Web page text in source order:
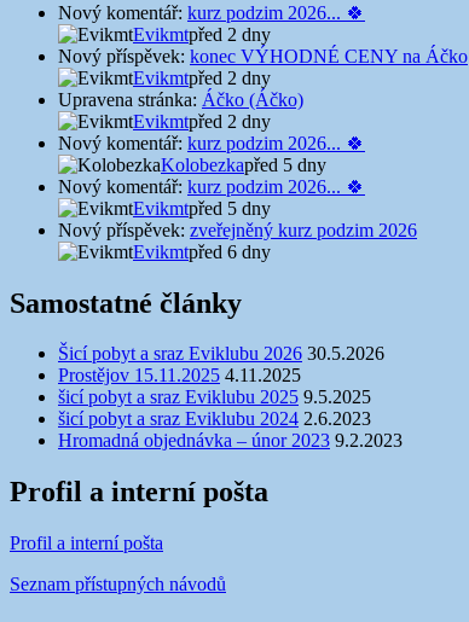
Nový komentář: kurz podzim 2026... 🍀
Evikmtpřed 2 dny
Nový příspěvek: konec VÝHODNÉ CENY na Áčko
Evikmtpřed 2 dny
Upravena stránka: Áčko (Áčko)
Evikmtpřed 2 dny
Nový komentář: kurz podzim 2026... 🍀
Kolobezkapřed 5 dny
Nový komentář: kurz podzim 2026... 🍀
Evikmtpřed 5 dny
Nový příspěvek: zveřejněný kurz podzim 2026
Evikmtpřed 6 dny
Samostatné články
Šicí pobyt a sraz Eviklubu 2026 30.5.2026
Prostějov 15.11.2025 4.11.2025
šicí pobyt a sraz Eviklubu 2025 9.5.2025
šicí pobyt a sraz Eviklubu 2024 2.6.2023
Hromadná objednávka – únor 2023 9.2.2023
Profil a interní pošta
Profil a interní pošta
Seznam přístupných návodů